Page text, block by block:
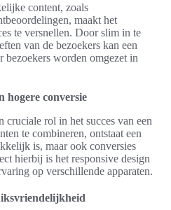
content, zoals
maakt het
te versnellen. Door slim in te
van de bezoekers kan een
bezoekers worden omgezet in
hogere conversie
cruciale rol in het succes van een
te combineren, ontstaat een
is, maar ook conversies
hierbij is het responsive design
op verschillende apparaten.